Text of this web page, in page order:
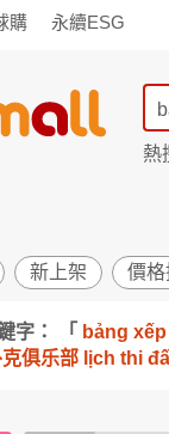
購 永續ESG
熱
新上架 價
字： 「 bảng
俱乐部 lịch thi